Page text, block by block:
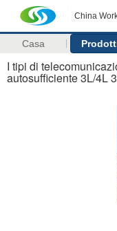
China
Casa
I tipi di
autosufficiente 3L/4L